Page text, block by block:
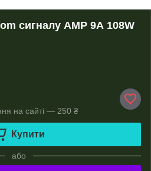
сигналу AMP 9А 108W
на сайті — 250 ₴
Купити
або